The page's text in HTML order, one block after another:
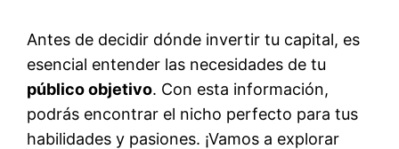
Antes de decidir dónde invertir tu capital, es
esencial entender las necesidades de tu
público objetivo. Con esta información,
podrás encontrar el nicho perfecto para tus
habilidades y pasiones. ¡Vamos a explorar